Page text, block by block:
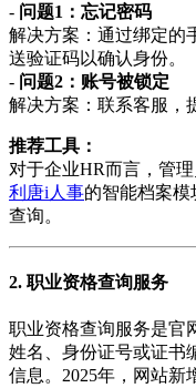
- 问题1：忘记密码
解决方案：通过绑定的
送验证码以确认身份。
- 问题2：账号被锁定
解决方案：联系客服，
推荐工具：
对于企业HR而言，管
利唐i人事的智能档案
查询。
2. 职业资格查询服务
职业资格查询服务是官
姓名、身份证号或证书
信息。2025年，网站新